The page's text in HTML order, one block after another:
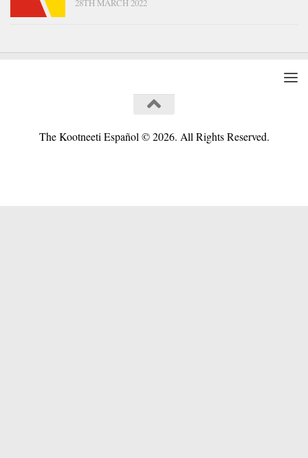
28TH MARCH 2022
The Kootneeti Español © 2026. All Rights Reserved.